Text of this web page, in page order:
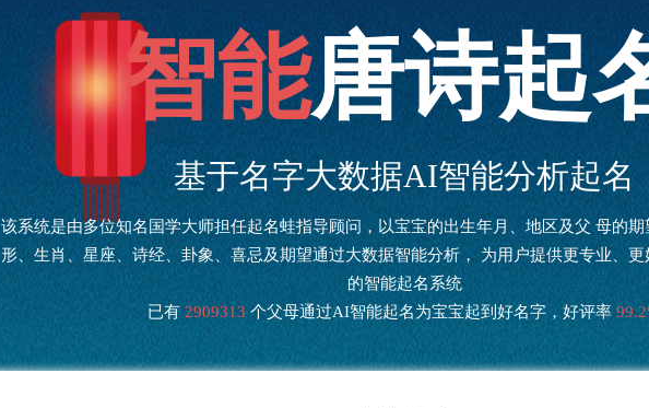
智能唐诗起
基于名字大数据AI智能分析起名
该系统是由多位知名国学大师担任起名蛙指导顾问，以宝宝的出生年月、地区及父 母的
形、生肖、星座、诗经、卦象、喜忌及期望通过大数据智能分析， 为用户提供更专业、
的智能起名系统
已有 2909313 个父母通过AI智能起名为宝宝起到好名字，好评率